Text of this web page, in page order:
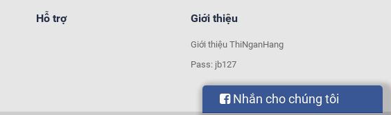
Hỗ trợ Giới thiệu
Giới thiệu ThiNganHang
Pass: jb127
Nhắn cho chúng tôi